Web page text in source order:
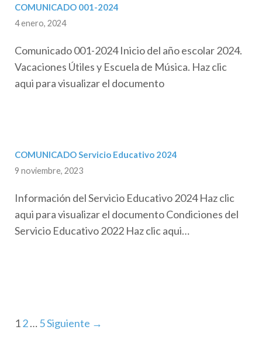
COMUNICADO 001-2024
4 enero, 2024
Comunicado 001-2024 Inicio del año escolar 2024.
Vacaciones Útiles y Escuela de Música. Haz clic
aqui para visualizar el documento
COMUNICADO Servicio Educativo 2024
9 noviembre, 2023
Información del Servicio Educativo 2024 Haz clic
aqui para visualizar el documento Condiciones del
Servicio Educativo 2022 Haz clic aqui…
12…5Siguiente →